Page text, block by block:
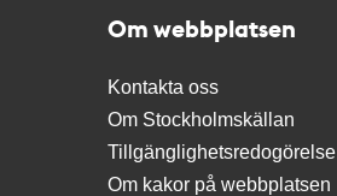
Om webbplatsen
Kontakta oss
Om Stockholmskällan
Tillgänglighetsredogörelse
Om kakor på webbplatsen